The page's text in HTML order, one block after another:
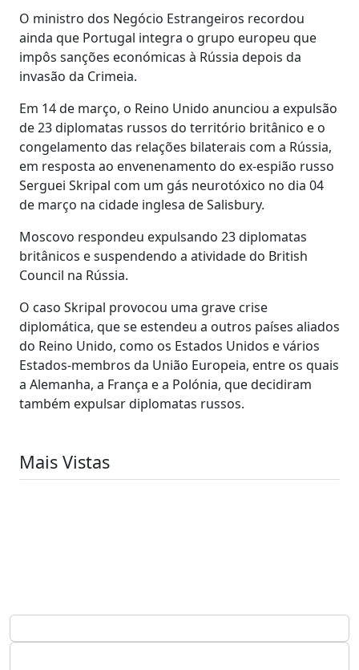
O ministro dos Negócio Estrangeiros recordou
ainda que Portugal integra o grupo europeu que
impôs sanções económicas à Rússia depois da
invasão da Crimeia.
Em 14 de março, o Reino Unido anunciou a expulsão
de 23 diplomatas russos do território britânico e o
congelamento das relações bilaterais com a Rússia,
em resposta ao envenenamento do ex-espião russo
Serguei Skripal com um gás neurotóxico no dia 04
de março na cidade inglesa de Salisbury.
Moscovo respondeu expulsando 23 diplomatas
britânicos e suspendendo a atividade do British
Council na Rússia.
O caso Skripal provocou uma grave crise
diplomática, que se estendeu a outros países aliados
do Reino Unido, como os Estados Unidos e vários
Estados-membros da União Europeia, entre os quais
a Alemanha, a França e a Polónia, que decidiram
também expulsar diplomatas russos.
Mais Vistas